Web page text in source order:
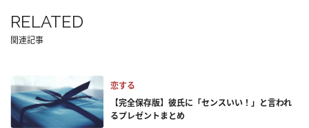
RELATED
関連記事
恋する
【完全保存版】彼氏に「センスいい！」と言われ
るプレゼントまとめ